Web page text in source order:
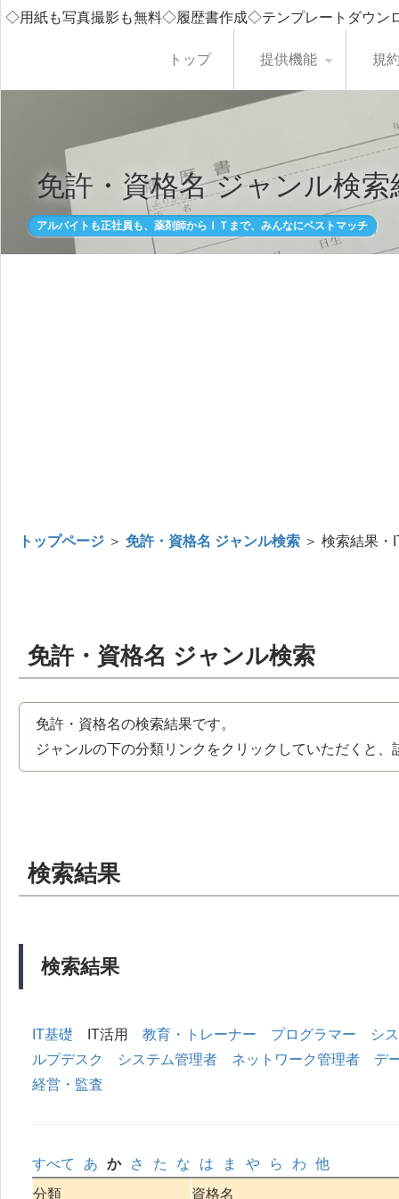
◇用紙も写真撮影も無料◇履歴書作成◇テンプレートダウ
トップ 提供機能 規
免許・資格名 ジャンル検索
アルバイトも正社員も、薬剤師からＩＴまで、みんなにベストマッチ
トップページ ＞ 免許・資格名 ジャンル検索 ＞ 検索結果・
免許・資格名 ジャンル検索
免許・資格名の検索結果です。
ジャンルの下の分類リンクをクリックしていただくと
検索結果
検索結果
IT基礎 IT活用 教育・トレーナー プログラマー
シ
ルプデスク
システム管理者 ネットワーク管理者
デ
経営・監査
すべて あ か さ た な は ま や ら わ
他
分類
資格名